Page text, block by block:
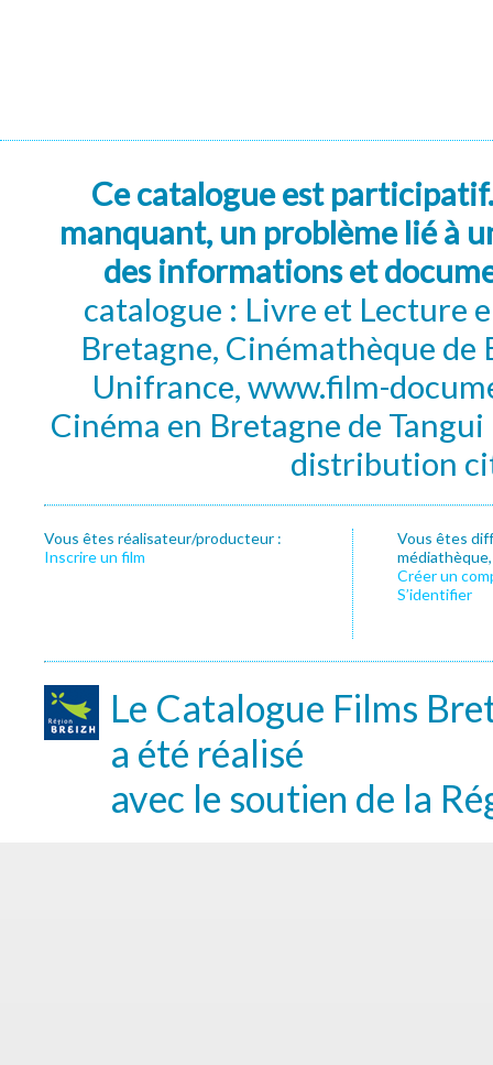
Ce catalogue est
manquant, un problème lié à
des informations et
catalogue : Livre et Lecture
Bretagne, Cinémathèque de
Unifrance, www.film-
Cinéma en Bretagne de
distribution
Vous êtes réalisateur/producteur :
Inscrire un film
Vous êtes
Créer un
S’identifier
Le Catalogue Films
a été réalisé
avec le soutien de la